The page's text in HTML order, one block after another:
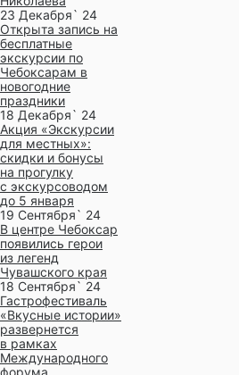
23 Декабря` 24
Открыта запись на
бесплатные
экскурсии по
Чебоксарам в
новогодние
праздники
18 Декабря` 24
Акция «Экскурсии
для местных»:
скидки и бонусы
на прогулку
с экскурсоводом
до 5 января
19 Сентября` 24
В центре Чебоксар
появились герои
из легенд
Чувашского края
18 Сентября` 24
Гастрофестиваль
«Вкусные истории»
развернется
в рамках
Международного